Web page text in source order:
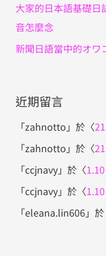
大家的日本語基礎日
音怎麼念
新聞日語當中的オワ
近期留言
「zahnotto 」於〈
「zahnotto 」於〈
「ccjnavy」於〈
「ccjnavy」於〈
「eleana.lin606」